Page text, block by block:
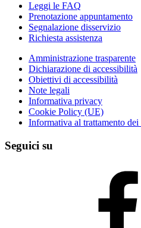
Leggi le FAQ
Prenotazione appuntamento
Segnalazione disservizio
Richiesta assistenza
Amministrazione trasparente
Dichiarazione di accessibilità
Obiettivi di accessibilità
Note legali
Informativa privacy
Cookie Policy (UE)
Informativa al trattamento dei
Seguici su